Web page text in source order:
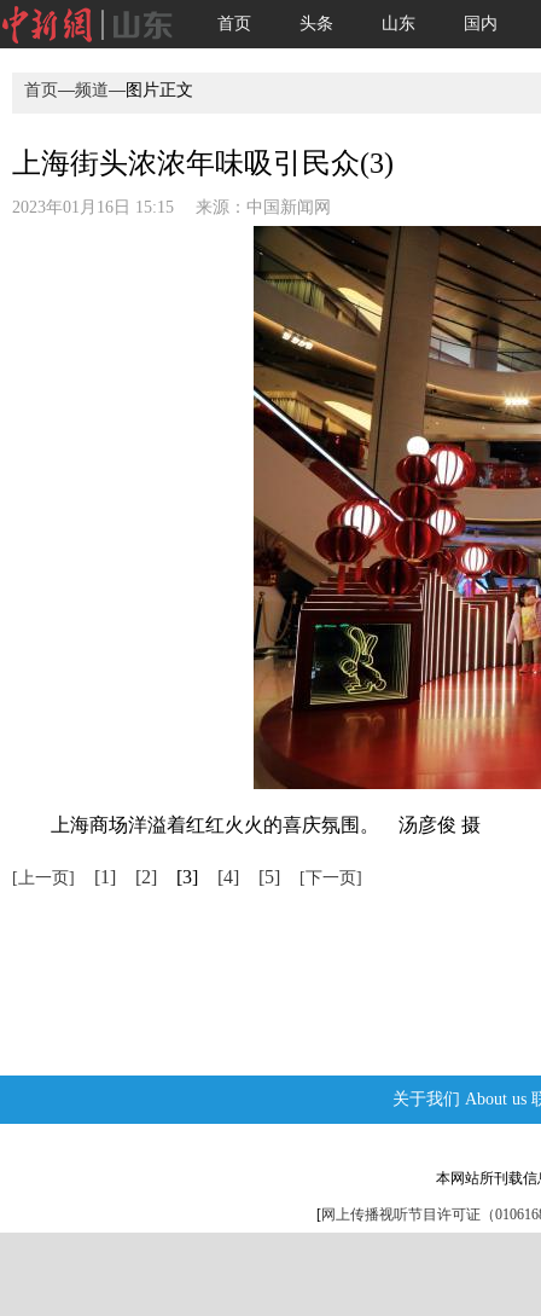
首页 头条 山东 国内
首页—频道—图片正文
上海街头浓浓年味吸引民众(3)
2023年01月16日 15:15 来源： 中国新闻网
上海商场洋溢着红红火火的喜庆氛围。 汤彦俊 摄
[上一页] [1] [2] [3] [4] [5] [下一页]
关于我们 About us
本网站所刊载
[网上传播视听节目许可证（